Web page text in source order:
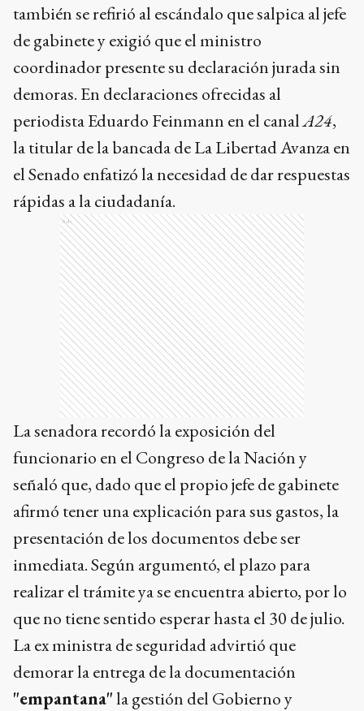
también se refirió al escándalo que salpica al jefe
de gabinete y exigió que el ministro
coordinador presente su declaración jurada sin
demoras. En declaraciones ofrecidas al
periodista Eduardo Feinmann en el canalA24,
la titular de la bancada de La Libertad Avanza en
el Senado enfatizó la necesidad de dar respuestas
rápidas a la ciudadanía.
Ads
La senadora recordó la exposición del
funcionario en el Congreso de la Nación y
señaló que, dado que el propio jefe de gabinete
afirmó tener una explicación para sus gastos, la
presentación de los documentos debe ser
inmediata. Según argumentó, el plazo para
realizar el trámite ya se encuentra abierto, por lo
que no tiene sentido esperar hasta el 30 de julio.
La ex ministra de seguridad advirtió que
demorar la entrega de la documentación
"empantana"la gestión del Gobierno y